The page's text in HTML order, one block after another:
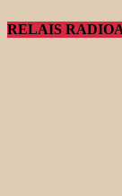
RELAIS